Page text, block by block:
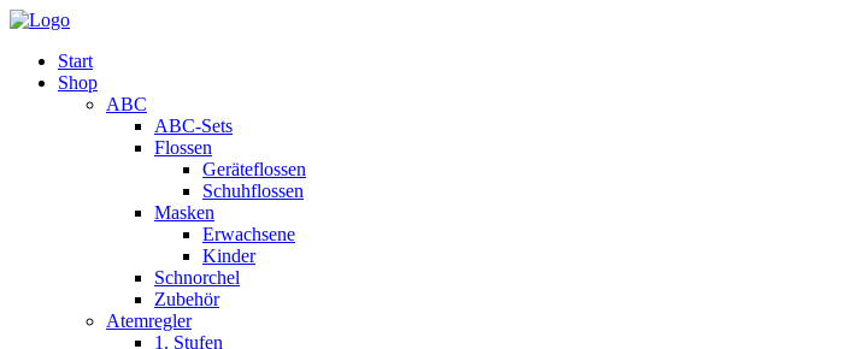
Start
Shop
ABC
ABC-Sets
Flossen
Geräteflossen
Schuhflossen
Masken
Erwachsene
Kinder
Schnorchel
Zubehör
Atemregler
1. Stufen